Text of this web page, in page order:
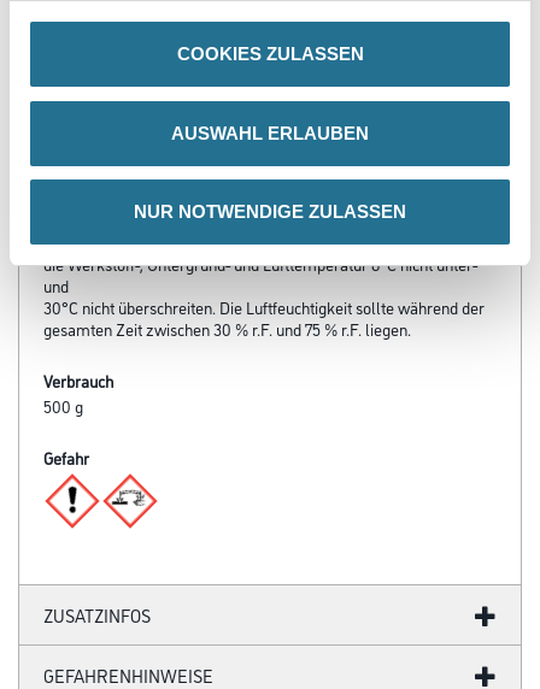
COOKIES ZULASSEN
AUSWAHL ERLAUBEN
NUR NOTWENDIGE ZULASSEN
- Atmungsaktive Oberfläche
- Sehr gut wasserdampfdiffusionsfähig (410g/m² in 24 Std. (DIN
53122), µ=50, Sd=0,04 m)
Verarbeitungstemp./Luftfeuchte
Während der gesamten Verarbeitungs- und Trocknungszeit darf
die Werkstoff-, Untergrund- und Lufttemperatur 8°C nicht unter-
und
30°C nicht überschreiten. Die Luftfeuchtigkeit sollte während der
gesamten Zeit zwischen 30 % r.F. und 75 % r.F. liegen.
Verbrauch
500 g
Gefahr
ZUSATZINFOS
GEFAHRENHINWEISE